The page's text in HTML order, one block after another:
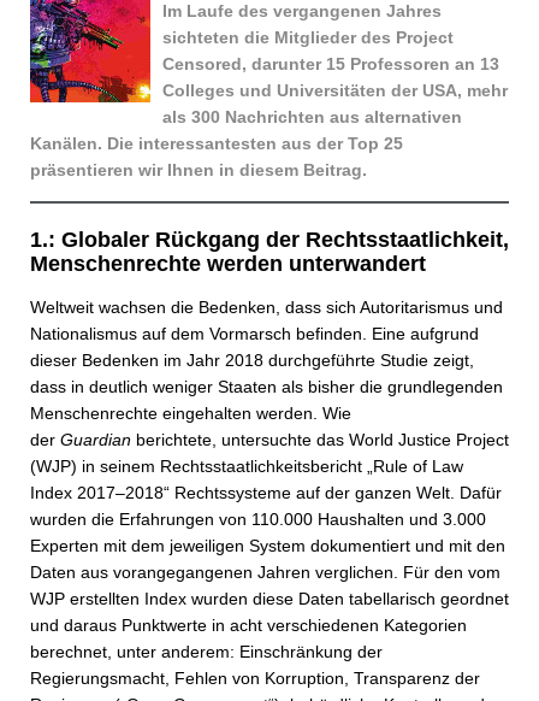
Im Laufe des vergangenen Jahres
sichteten die Mitglieder des Project
Censored, darunter 15 Professoren an 13
Colleges und Universitäten der USA, mehr
als 300 Nachrichten aus alternativen
Kanälen. Die interessantesten aus der Top 25
präsentieren wir Ihnen in diesem Beitrag.
1.: Globaler Rückgang der Rechtsstaatlichkeit,
Menschenrechte werden unterwandert
Weltweit wachsen die Bedenken, dass sich Autoritarismus und
Nationalismus auf dem Vormarsch befinden. Eine aufgrund
dieser Bedenken im Jahr 2018 durchgeführte Studie zeigt,
dass in deutlich weniger Staaten als bisher die grundlegenden
Menschenrechte eingehalten werden. Wie
der Guardian berichtete, untersuchte das World Justice Project
(WJP) in seinem Rechtsstaatlichkeitsbericht „Rule of Law
Index 2017–2018“ Rechtssysteme auf der ganzen Welt. Dafür
wurden die Erfahrungen von 110.000 Haushalten und 3.000
Experten mit dem jeweiligen System dokumentiert und mit den
Daten aus vorangegangenen Jahren verglichen. Für den vom
WJP erstellten Index wurden diese Daten tabellarisch geordnet
und daraus Punktwerte in acht verschiedenen Kategorien
berechnet, unter anderem: Einschränkung der
Regierungsmacht, Fehlen von Korruption, Transparenz der